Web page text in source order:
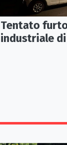
Tentato
industriale
messi in